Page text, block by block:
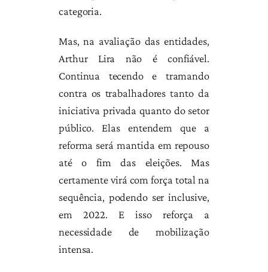
categoria.
Mas, na avaliação das entidades,
Arthur Lira não é confiável.
Continua tecendo e tramando
contra os trabalhadores tanto da
iniciativa privada quanto do setor
público. Elas entendem que a
reforma será mantida em repouso
até o fim das eleições. Mas
certamente virá com força total na
sequência, podendo ser inclusive,
em 2022. E isso reforça a
necessidade de mobilização
intensa.